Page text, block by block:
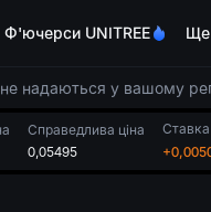
Ф'ючерси UNITREE Ще
у вашому
Справедлива ціна
0,05495
Ставка